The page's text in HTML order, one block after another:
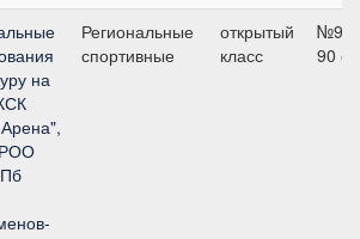
на
РОО
Региональные
спортивные
открытый
класс
№9,
90 см